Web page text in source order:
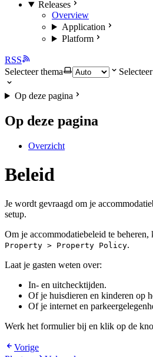
Releases
Overview
Application
Platform
RSS
Selecteer thema
Op deze pagina
Op deze pagina
Overzicht
Beleid
Je wordt gevraagd om je
setup.
Om je accommodatiebeleid te
Property > Property Policy.
Laat je gasten weten over:
In- en uitchecktijden.
Of je huisdieren en kinderen op
Of je internet en
Werk het formulier bij en klik op de
Vorige